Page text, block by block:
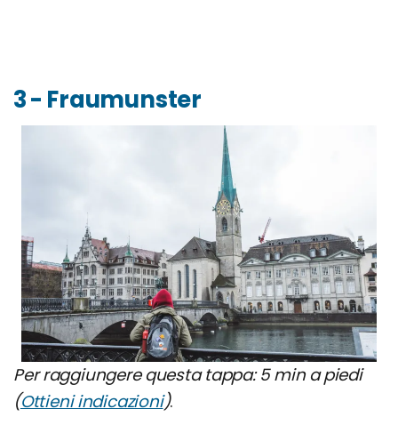
3 - Fraumunster
Per raggiungere questa tappa: 5 min a piedi
(Ottieni indicazioni).